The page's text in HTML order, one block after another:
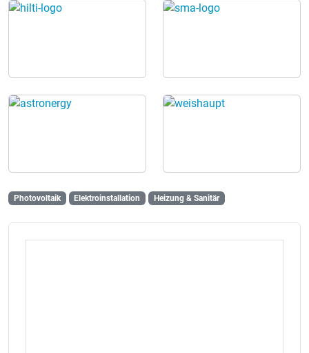
Weiterbetrieb von Photovoltaik-Altanlagen nach 20
Photovoltaik Elektroinstallation Heizung & Sanitär